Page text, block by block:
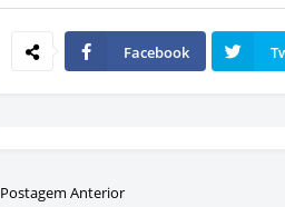
Facebook
Postagem Anterior